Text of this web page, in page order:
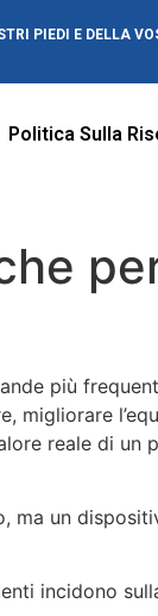
PIEDI E DELLA
Politica Sulla
più
migliorare
reale di un
ma un
incidono